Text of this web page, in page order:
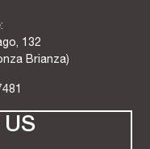
132
Brianza)
US